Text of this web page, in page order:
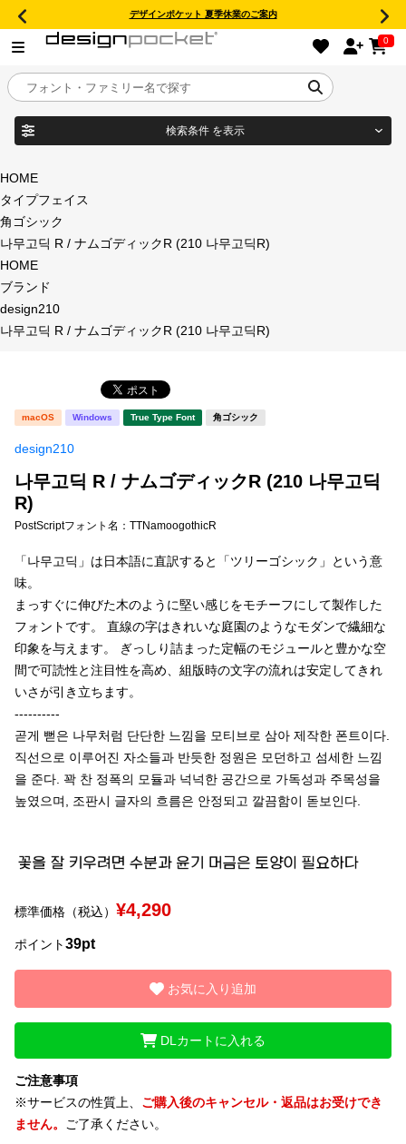
デザインポケット 夏季休業のご案内
0
目的別フォントガイド
特集
おすすめ
年間ライセンス商品
新着一覧
カート
お気に入り
ご利用ガイド
お問い合わせ
検索条件 を表示
商品名
フォント形式
タイプフェイス
明朝体
角ゴシック
教科書体
草書体 勘亭流
江戸文字 デザイン毛筆
すべてを表示
太さ・ウェイト
セット or 単体
文字種類
HOME
タイプフェイス
角ゴシック
나무고딕 R / ナムゴディックR (210 나무고딕R)
HOME
ブランド
design210
나무고딕 R / ナムゴディックR (210 나무고딕R)
macOS Windows True Type Font 角ゴシック
design210
나무고딕 R / ナムゴディックR (210 나무고딕
R)
PostScriptフォント名： TTNamoogothicR
「나무고딕」は日本語に直訳すると「ツリーゴシック」という意
味。
まっすぐに伸びた木のように堅い感じをモチーフにして製作した
フォントです。 直線の字はきれいな庭園のようなモダンで繊細な
印象を与えます。 ぎっしり詰まった定幅のモジュールと豊かな空
間で可読性と注目性を高め、組版時の文字の流れは安定してきれ
いさが引き立ちます。
----------
곧게 뻗은 나무처럼 단단한 느낌을 모티브로 삼아 제작한 폰트이다.
직선으로 이루어진 자소들과 반듯한 정원은 모던하고 섬세한 느낌
을 준다. 꽉 찬 정폭의 모듈과 넉넉한 공간으로 가독성과 주목성을
높였으며, 조판시 글자의 흐름은 안정되고 깔끔함이 돋보인다.
標準価格（税込） ¥4,290
ポイント39pt
お気に入り追加
DLカートに入れる
ご注意事項
※サービスの性質上、 ご購入後のキャンセル・返品はお受けでき
ません。 ご了承ください。